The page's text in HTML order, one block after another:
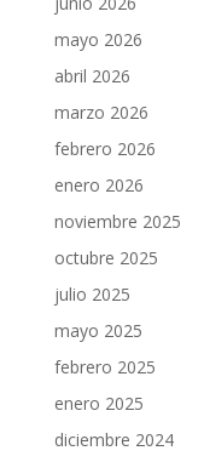
mayo 2026
abril 2026
marzo 2026
febrero 2026
enero 2026
noviembre 2025
octubre 2025
julio 2025
mayo 2025
febrero 2025
enero 2025
diciembre 2024